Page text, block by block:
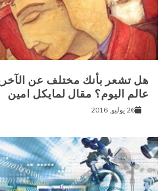
هل تشعر بأنك مختلف عن
عالم اليوم؟ مقال لمايكل امين
26 يوليو, 2016